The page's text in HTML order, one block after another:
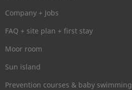
Company + Jobs
FAQ + site plan + first stay
Moor room
Sun island
Prevention courses & baby swimming